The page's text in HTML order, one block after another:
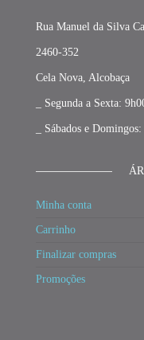
Rua Manuel da Silva
2460-352
Cela Nova, Alcobaça
_ Segunda a Sexta:
_ Sábados e
Minha conta
Carrinho
Finalizar compras
Promoções